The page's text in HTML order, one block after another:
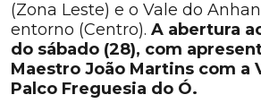
(Zona Leste) e o Vale do
entorno (Centro). A abertura
do sábado (28), com
Maestro João Martins com a
Palco Freguesia do Ó.